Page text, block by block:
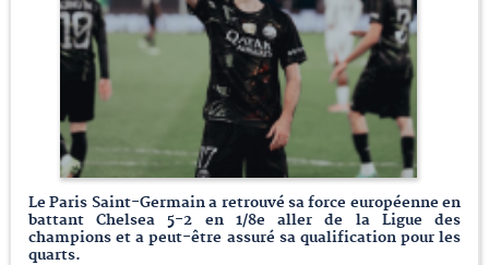
Le Paris Saint-Germain a retrouvé sa force européenne en
battant Chelsea 5-2 en 1/8e aller de la Ligue des
champions et a peut-être assuré sa qualification pour les
quarts.